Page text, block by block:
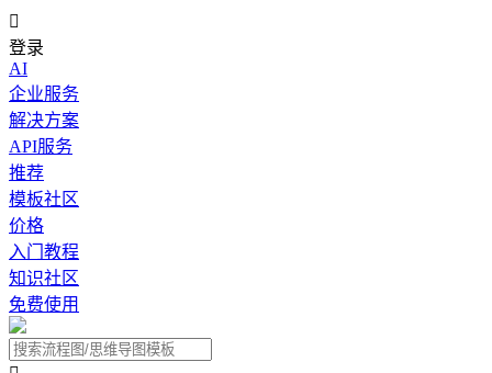

登录
AI
企业服务
解决方案
API服务
推荐
模板社区
价格
入门教程
知识社区
免费使用